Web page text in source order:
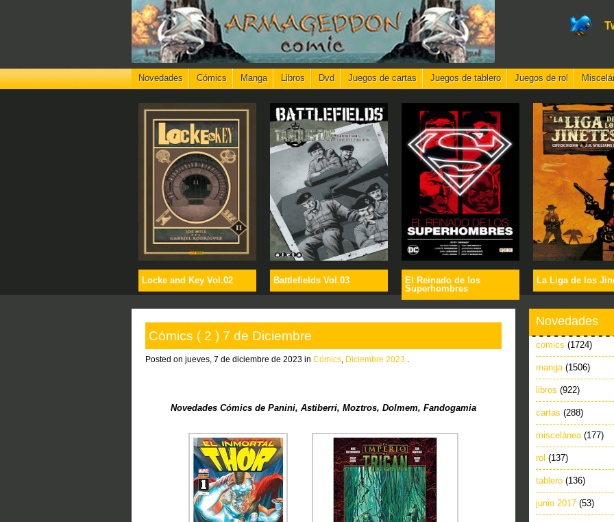
Novedades Cómics Manga Libros Dvd Juegos de cartas Juegos de tablero Juegos de rol
Locke and Key Vol.02 Battlefields Vol.03
El Reinado de los
Superhombres
La Liga de los
Cómics ( 2 ) 7 de Diciembre
Posted on jueves, 7 de diciembre de 2023 in Cómics Diciembre 2023
Novedades Cómics de Panini, Astiberri, Moztros, Dolmem, Fandogamia
Novedades
comics (1724)
manga (1506)
libros (922)
cartas (288)
miscelánea (177)
rol (137)
tablero (136)
junio 2017 (53)